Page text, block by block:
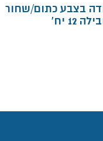
בצבע כתום/שחור
12 יח'